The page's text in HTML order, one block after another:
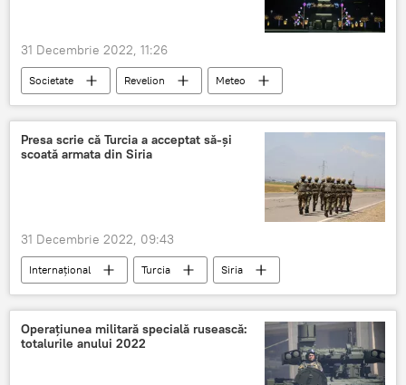
31 Decembrie 2022, 11:26
Societate Revelion
Meteo
Moldova
CHIȘINĂU
Anul 2023
Revelion 2023
Presa scrie că Turcia a acceptat să-și
scoată armata din Siria
31 Decembrie 2022, 09:43
Internațional Turcia
Siria
Moscova
Operațiunea militară specială rusească:
totalurile anului 2022